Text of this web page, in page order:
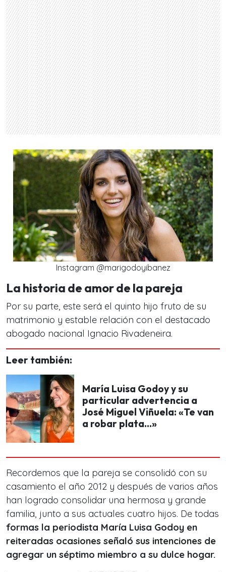
Instagram @marigodoyibanez
La historia de amor de la pareja
Por su parte, este será el quinto hijo fruto de su
matrimonio y estable relación con el destacado
abogado nacional Ignacio Rivadeneira.
Leer también:
María Luisa Godoy y su
particular advertencia a
José Miguel Viñuela: «Te van
a robar plata...»
Recordemos que la pareja se consolidó con su
casamiento el año 2012 y después de varios años
han logrado consolidar una hermosa y grande
familia, junto a sus actuales cuatro hijos. De todas
formas la periodista María Luisa Godoy en
reiteradas ocasiones señaló sus intenciones de
agregar un séptimo miembro a su dulce hogar.